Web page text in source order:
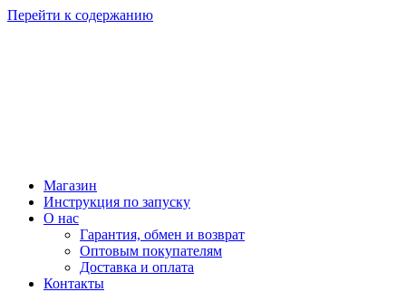
Перейти к содержанию
Магазин
Инструкция по запуску
О нас
Гарантия, обмен и возврат
Оптовым покупателям
Доставка и оплата
Контакты